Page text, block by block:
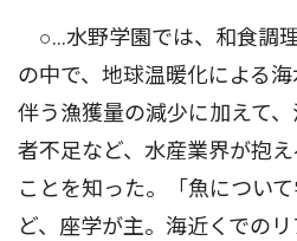
○…水野学園では、和食調
の中で、地球温暖化による
伴う漁獲量の減少に加えて
者不足など、水産業界が抱
ことを知った。「魚につい
ど、座学が主。海近くでのリ